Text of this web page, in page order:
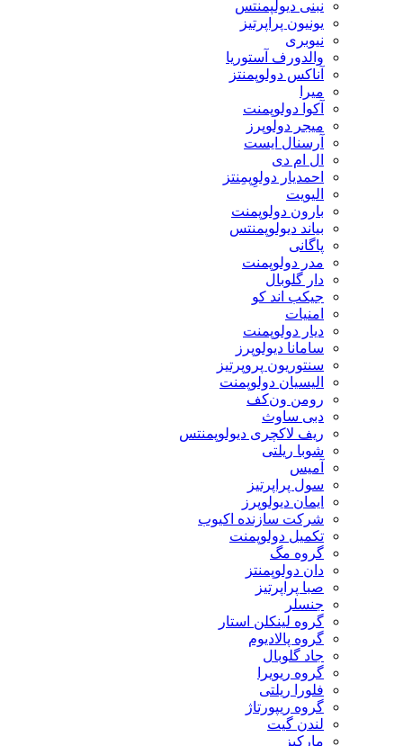
نبنی دیولپمنتس
یونیون پراپرتیز
نیوبری
والدورف آستوریا
آناکس دولوپمنتز
میرا
آکوا دولوپمنت
میجر دولوپرز
آرسنال ایست
ال ام دی
احمدیار دولوِپمِنتز
الیویت
بارون دولوپمنت
بیاند دیولوپمنتس
پاگانی
مدر دولوپمنت
دار گلوبال
جیکب اند کو
امنیات
دیار دولوپمنت
سامانا دیولوپرز
سنتوریون پروپرتیز
الیسیان دولوپمنت
رومن ون‌کف
دبی ساوث
ریف لاکچری دیولوپمنتس
شوبا ریلتی
آمیس
سول پراپرتیز
ایمان دیولوپرز
شرکت سازنده اکیوب
تکمیل دولوپمنت
گروه مگ
دان دولوپمنتز
صبا پراپرتیز
جنسلر
گروه لینکلن استار
گروه پالادیوم
جاد گلوبال
گروه ریویرا
فلورا ریلتی
گروه ريپورتاژ
لندن گیت
مارکیز